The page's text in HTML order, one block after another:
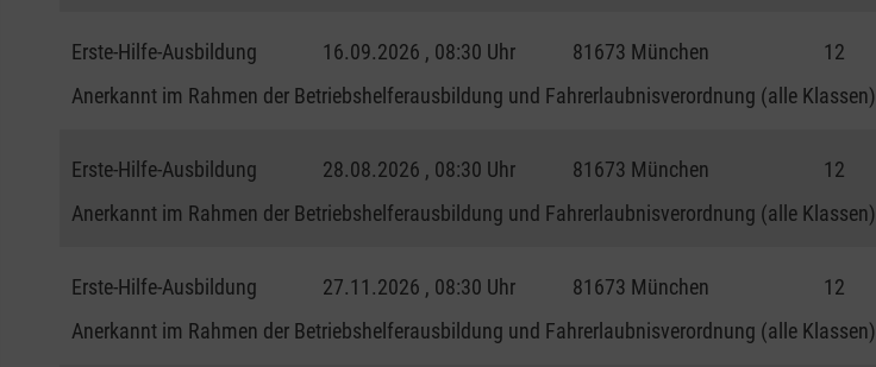
Erste-Hilfe-Ausbildung 16.09.2026 , 08:30 Uhr 81673 München 12
Anerkannt im Rahmen der Betriebshelferausbildung und Fahrerlaubnisverordnung (alle Klassen)
Erste-Hilfe-Ausbildung 28.08.2026 , 08:30 Uhr 81673 München 12
Anerkannt im Rahmen der Betriebshelferausbildung und Fahrerlaubnisverordnung (alle Klassen)
Erste-Hilfe-Ausbildung 27.11.2026 , 08:30 Uhr 81673 München 12
Anerkannt im Rahmen der Betriebshelferausbildung und Fahrerlaubnisverordnung (alle Klassen)